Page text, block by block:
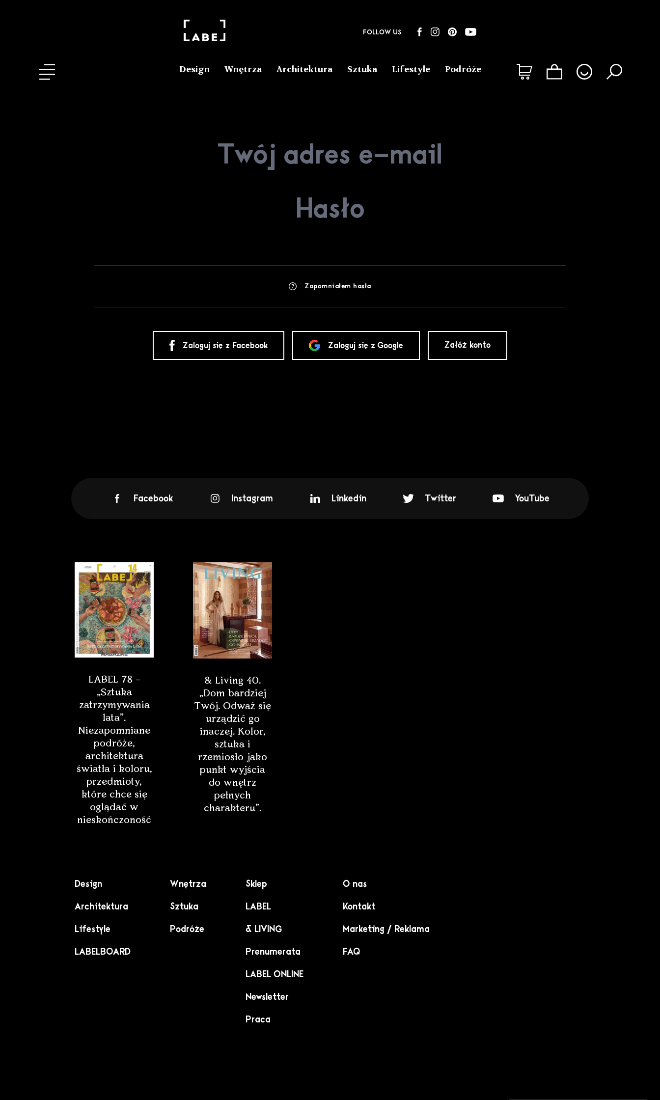
FOLLOW US
Design Wnętrza Architektura Sztuka Lifestyle Podróże
Zapomniałem hasła
Zaloguj się z Facebook Zaloguj się z Google Załóż konto
Facebook Instagram Linkedin Twitter YouTube
LABEL 78 –
„Sztuka
zatrzymywania
lata”.
Niezapomniane
podróże,
architektura
światła i koloru,
przedmioty,
które chce się
oglądać w
nieskończoność
& Living 40.
„Dom bardziej
Twój. Odważ się
urządzić go
inaczej. Kolor,
sztuka i
rzemiosło jako
punkt wyjścia
do wnętrz
pełnych
charakteru”.
Design Wnętrza
Architektura Sztuka
Lifestyle Podróże
LABELBOARD
Sklep
LABEL
& LIVING
Prenumerata
LABEL ONLINE
Newsletter
Praca
O nas
Kontakt
Marketing / Reklama
FAQ